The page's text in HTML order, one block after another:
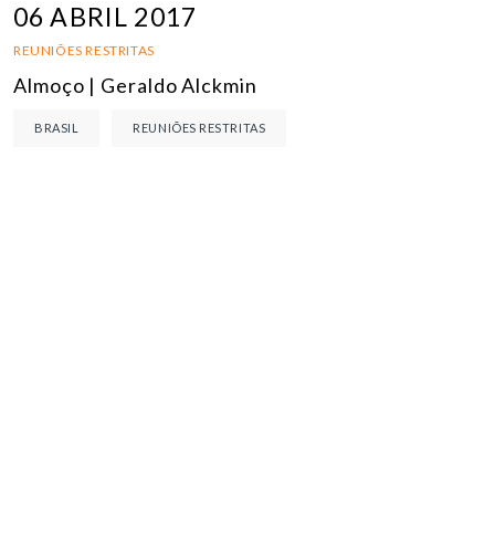
06 ABRIL 2017
REUNIÕES RESTRITAS
Almoço | Geraldo Alckmin
BRASIL REUNIÕES RESTRITAS